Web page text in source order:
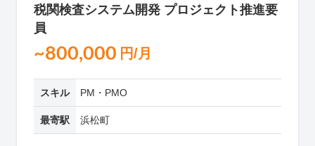
税関検査システム開発 プロジェクト推進要
員
~800,000 円/月
スキル PM・PMO
最寄駅 浜松町